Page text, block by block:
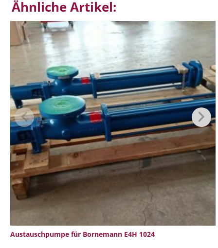
Ähnliche Artikel:
Austauschpumpe für Bornemann E4H 1024